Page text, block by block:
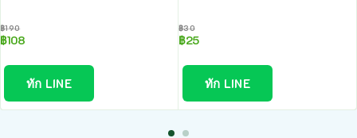
฿190
฿108
ทัก LINE
฿30
฿25
ทัก LINE